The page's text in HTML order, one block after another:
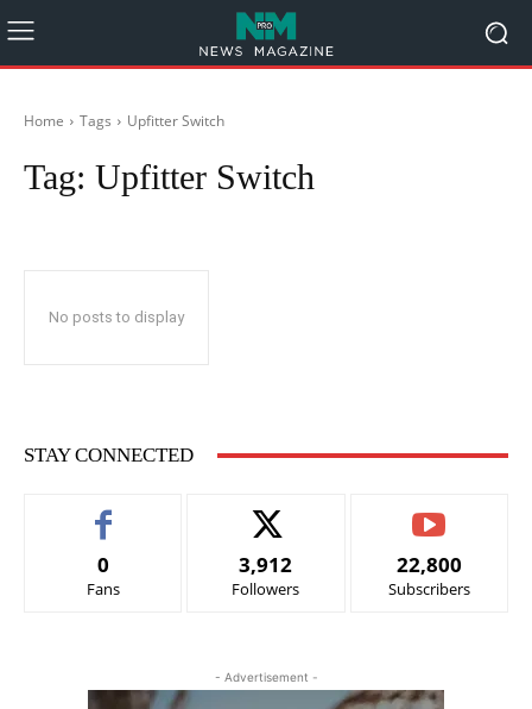
Home Tags Upfitter Switch
Tag: Upfitter Switch
No posts to display
STAY CONNECTED
0
Fans
3,912
Followers
22,800
Subscribers
- Advertisement -